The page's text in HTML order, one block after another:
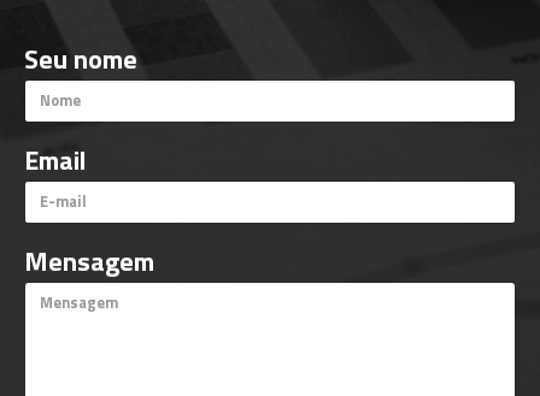
Seu nome
Email
Mensagem